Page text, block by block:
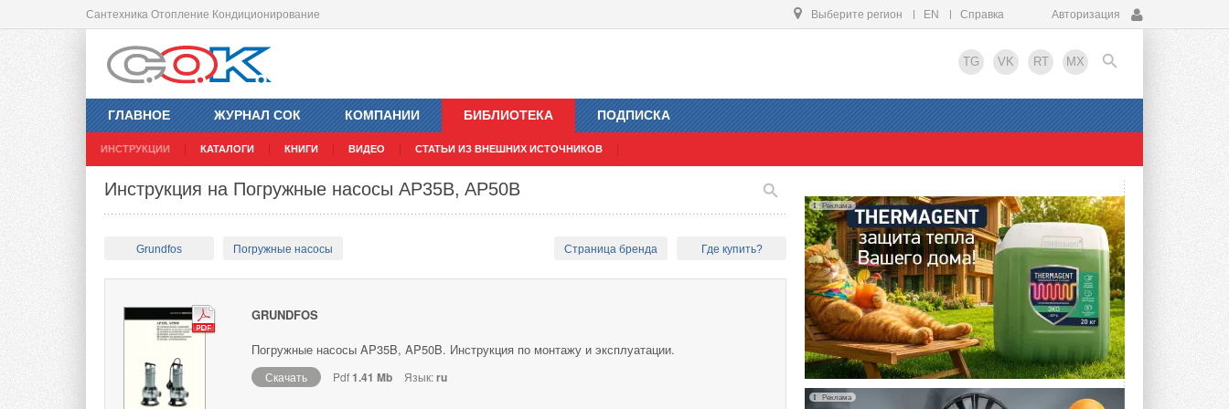
Сантехника Отопление Кондиционирование Выберите регион EN Справка Авторизация
TG VK RT MX
ГЛАВНОЕ ЖУРНАЛ СОК КОМПАНИИ БИБЛИОТЕКА
ИНСТРУКЦИИ КАТАЛОГИ КНИГИ ВИДЕО СТАТЬИ ИЗ ВНЕШНИХ ИСТОЧНИКОВ
ПОДПИСКА
EN
Инструкция на Погружные насосы AP35B, AP50B
Grundfos Погружные насосы Страница бренда Где купить?
GRUNDFOS
Погружные насосы AP35B, AP50B. Инструкция по монтажу и эксплуатации.
Скачать Pdf1.41 Mb Язык:ru
Реклама
Реклама